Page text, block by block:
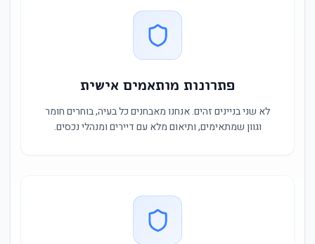
פתרונות מותאמים אישית
לא שני בניינים זהים. אנחנו מאבחנים כל בעיה, בוחרים חומר
וגוון שמתאימים, ותיאום מלא עם דיירים ומנהלי נכסים.